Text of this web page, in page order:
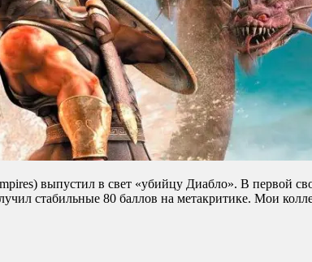
выпустил в свет «убийцу Диабло». В первой
стабильные 80 баллов на метакритике. Мои